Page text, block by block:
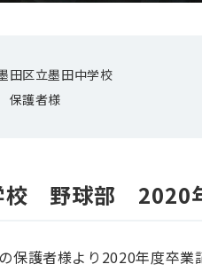
田区立墨田中学校
護者様
校 野球部 2020
護者様より2020年度卒業